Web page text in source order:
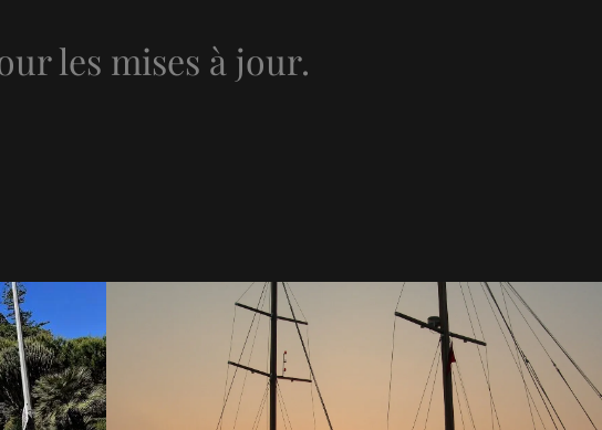
les mises à jour.